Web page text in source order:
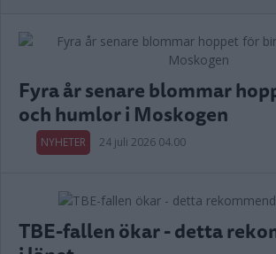
Fyra år senare blommar
och humlor i Moskogen
NYHETER 24 juli 2026 04.00
TBE-fallen ökar - detta